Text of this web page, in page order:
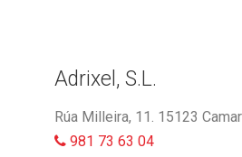
Adrixel, S.L.
Rúa Milleira, 11. 15123
981 73 63 04